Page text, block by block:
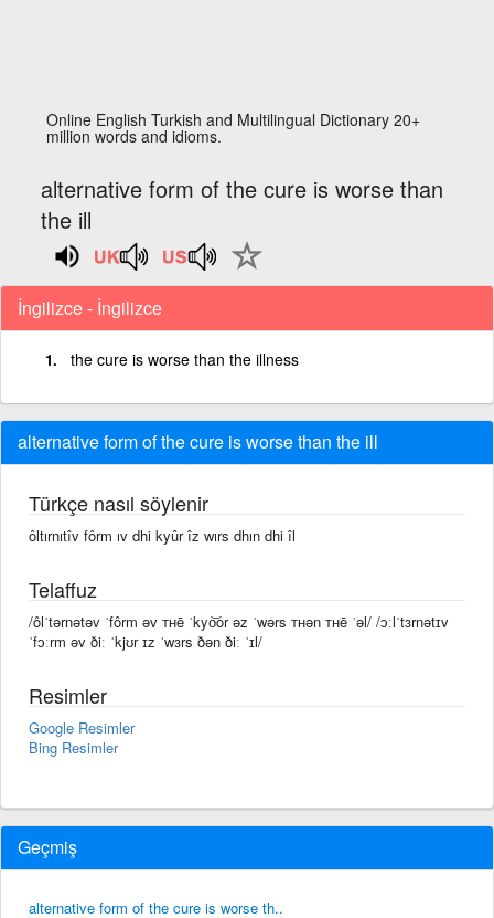
Online English Turkish and Multilingual Dictionary 20+
million words and idioms.
alternative form of the cure is worse than
the ill
İngilizce - İngilizce
the cure is worse than the illness
alternative form of the cure is worse than the ill
Türkçe nasıl söylenir
ôltırnıtîv fôrm ıv dhi kyûr îz wırs dhın dhi îl
Telaffuz
/ôlˈtərnətəv ˈfôrm əv ᴛʜē ˈkyo͝or əz ˈwərs ᴛʜən ᴛʜē ˈəl/ /ɔːlˈtɜrnətɪv
ˈfɔːrm əv ðiː ˈkjʊr ɪz ˈwɜrs ðən ðiː ˈɪl/
Resimler
Google Resimler
Bing Resimler
Geçmiş
alternative form of the cure is worse th..